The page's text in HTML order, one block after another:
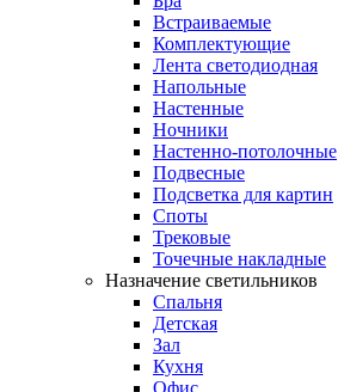
Встраиваемые
Комплектующие
Лента светодиодная
Напольные
Настенные
Ночники
Настенно-потолочные
Подвесные
Подсветка для картин
Споты
Трековые
Точечные накладные
Назначение светильников
Спальня
Детская
Зал
Кухня
Офис